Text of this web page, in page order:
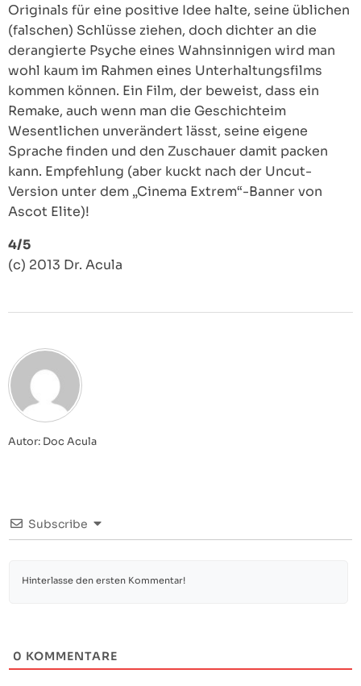
Originals für eine positive Idee halte, seine üblichen
(falschen) Schlüsse ziehen, doch dichter an die
derangierte Psyche eines Wahnsinnigen wird man
wohl kaum im Rahmen eines Unterhaltungsfilms
kommen können. Ein Film, der beweist, dass ein
Remake, auch wenn man die Geschichteim
Wesentlichen unverändert lässt, seine eigene
Sprache finden und den Zuschauer damit packen
kann. Empfehlung (aber kuckt nach der Uncut-
Version unter dem „Cinema Extrem“-Banner von
Ascot Elite)!
4/5
(c) 2013 Dr. Acula
Autor: Doc Acula
Subscribe
0 KOMMENTARE